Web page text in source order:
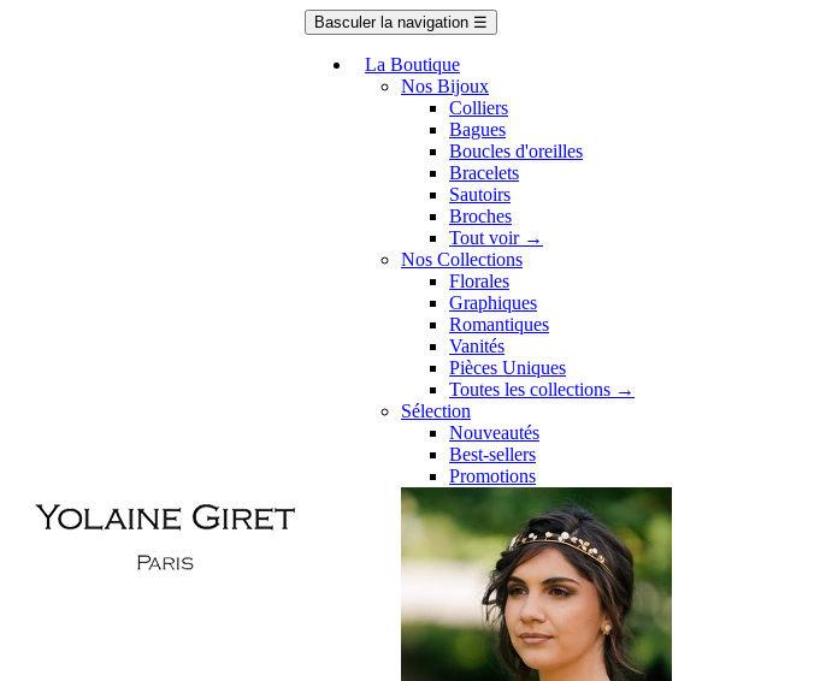
Basculer la navigation ☰
La Boutique
Nos Bijoux
Colliers
Bagues
Boucles d'oreilles
Bracelets
Sautoirs
Broches
Tout voir →
Nos Collections
Florales
Graphiques
Romantiques
Vanités
Pièces Uniques
Toutes les collections →
Sélection
Nouveautés
Best-sellers
Promotions